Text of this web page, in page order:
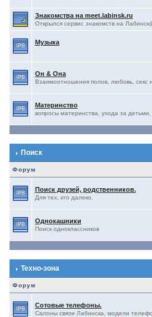
Знакомства на meet.labinsk.ru
Открылся сервис знакомств на
Музыка
Он & Она
Взаимоотношения полов, любовь, секс и
Материнство
вопросы материнства, ухода за детьми,
Поиск
Форум
Поиск друзей, родственников.
Для тех, кто далеко.
Однокашники
Поиск одноклассников
Техно-зона
Форум
Сотовые телефоны.
Салоны связи Лабинска, модели